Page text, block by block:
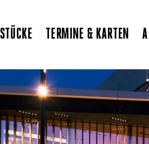
STÜCKE TERMINE & KARTEN